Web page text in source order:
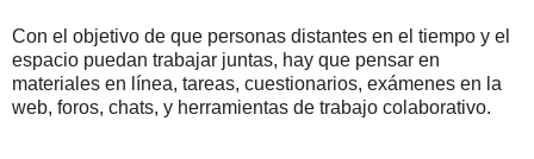
Con el objetivo de que personas distantes en el tiempo y el
espacio puedan trabajar juntas, hay que pensar en
materiales en línea, tareas, cuestionarios, exámenes en la
web, foros, chats, y herramientas de trabajo colaborativo.